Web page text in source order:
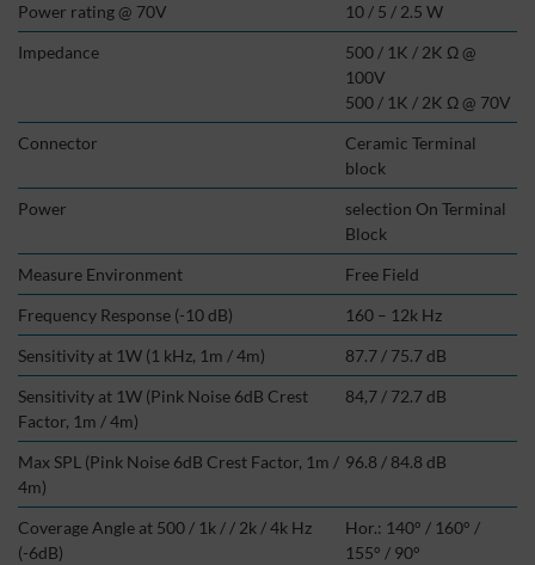
Power rating @ 70V
10 / 5 / 2.5 W
Impedance
500 / 1K / 2K Ω @
100V
500 / 1K / 2K Ω @ 70V
Connector
Ceramic Terminal
block
Power
selection On Terminal
Block
Measure Environment
Free Field
Frequency Response (-10 dB)
160 – 12k Hz
Sensitivity at 1W (1 kHz, 1m / 4m)
87.7 / 75.7 dB
Sensitivity at 1W (Pink Noise 6dB Crest
Factor, 1m / 4m)
84,7 / 72.7 dB
Max SPL (Pink Noise 6dB Crest Factor, 1m /
4m)
96.8 / 84.8 dB
Coverage Angle at 500 / 1k / / 2k / 4k Hz
(-6dB)
Hor.: 140° / 160° /
155° / 90°